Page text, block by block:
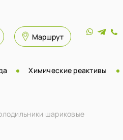
Маршрут
Химические реактивы
шариковые